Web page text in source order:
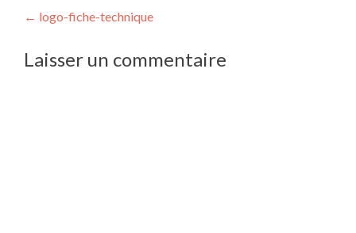
Navigation
de
l’article
← logo-fiche-technique
Laisser un commentaire